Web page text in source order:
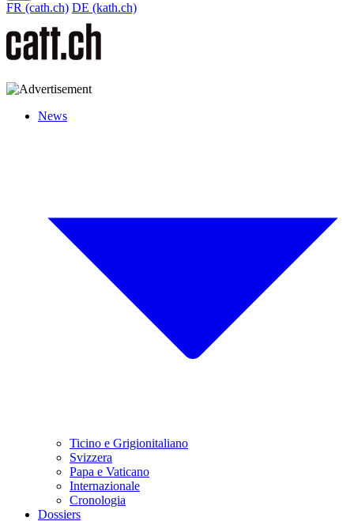
FR (cath.ch) DE (kath.ch)
News
Ticino e Grigionitaliano
Svizzera
Papa e Vaticano
Internazionale
Cronologia
Dossiers